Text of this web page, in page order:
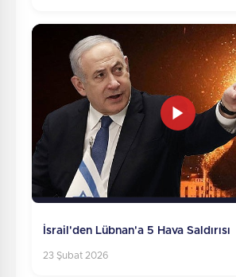
İsrail'den Lübnan'a 5 Hava Saldırısı
23 Şubat 2026